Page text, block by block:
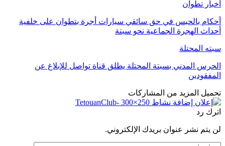
أخبار تطوان
أحكام بالحبس في حق سائقي سيارات أجرة بتطوان على خلفية
أحداث الهجرة الجماعية نحو سبتة
سبته المحتلة
الحرس المدني بسبتة المحتلة يطلق قناة تواصل للإبلاغ عن
المفقودين
تحميل المزيد من المشاركات
اترك رد
لن يتم نشر عنوان بريدك الإلكتروني.